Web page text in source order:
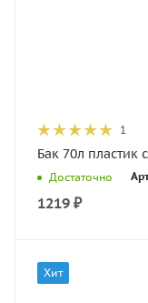
1
Бак 70л
Достаточно
1219 ₽
Хит